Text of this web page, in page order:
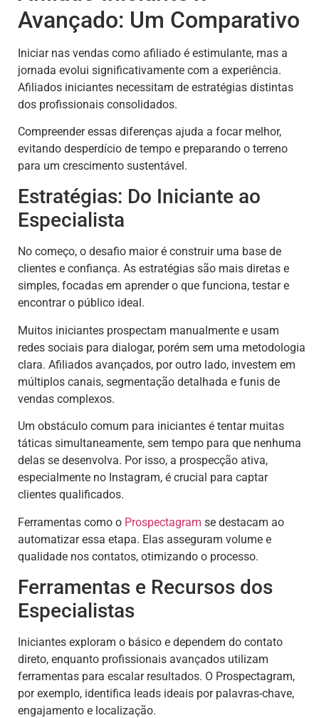
Avançado: Um Comparativo
Iniciar nas vendas como afiliado é estimulante, mas a
jornada evolui significativamente com a experiência.
Afiliados iniciantes necessitam de estratégias distintas
dos profissionais consolidados.
Compreender essas diferenças ajuda a focar melhor,
evitando desperdício de tempo e preparando o terreno
para um crescimento sustentável.
Estratégias: Do Iniciante ao
Especialista
No começo, o desafio maior é construir uma base de
clientes e confiança. As estratégias são mais diretas e
simples, focadas em aprender o que funciona, testar e
encontrar o público ideal.
Muitos iniciantes prospectam manualmente e usam
redes sociais para dialogar, porém sem uma metodologia
clara. Afiliados avançados, por outro lado, investem em
múltiplos canais, segmentação detalhada e funis de
vendas complexos.
Um obstáculo comum para iniciantes é tentar muitas
táticas simultaneamente, sem tempo para que nenhuma
delas se desenvolva. Por isso, a prospecção ativa,
especialmente no Instagram, é crucial para captar
clientes qualificados.
Ferramentas como o Prospectagram se destacam ao
automatizar essa etapa. Elas asseguram volume e
qualidade nos contatos, otimizando o processo.
Ferramentas e Recursos dos
Especialistas
Iniciantes exploram o básico e dependem do contato
direto, enquanto profissionais avançados utilizam
ferramentas para escalar resultados. O Prospectagram,
por exemplo, identifica leads ideais por palavras-chave,
engajamento e localização.